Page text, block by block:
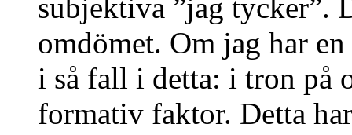
subjektiva ”jag tycker”.
omdömet. Om jag har
i så fall i detta: i tron på
formativ faktor. Detta